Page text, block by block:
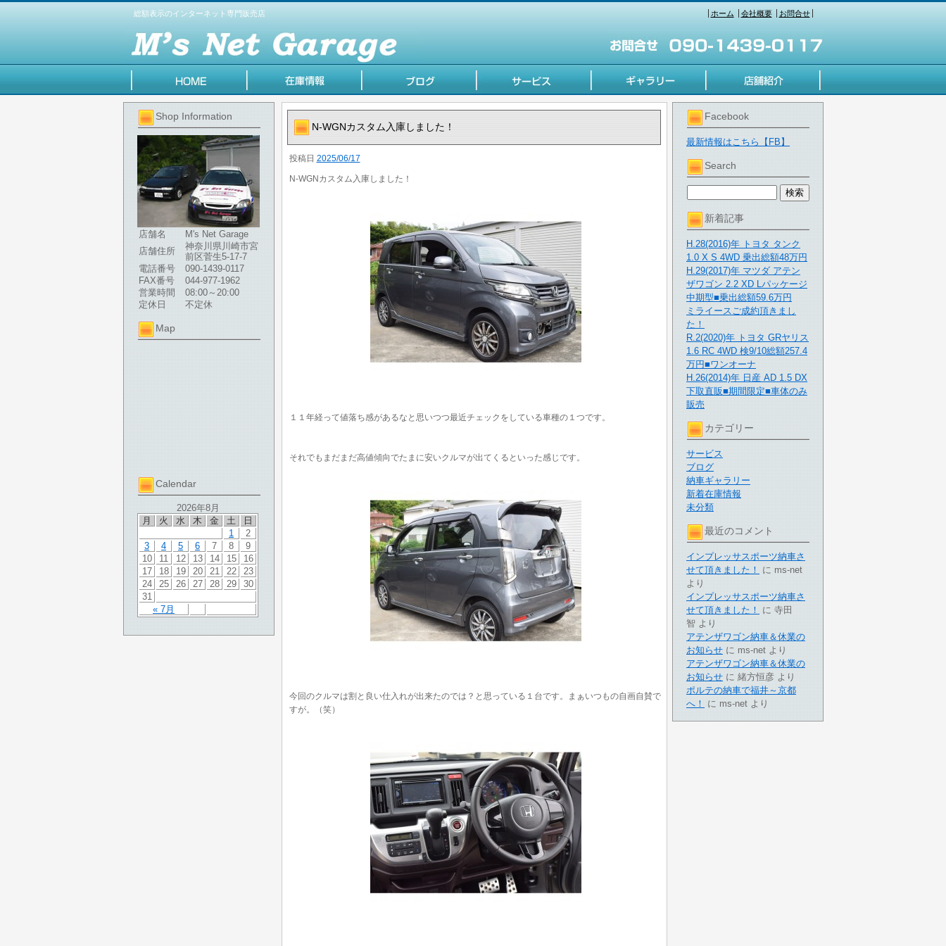
総額表示のインターネット専門販売店 ホーム 会社概要 お問合せ
Shop Information
店舗名
M's Net Garage
店舗住所
神奈川県川崎市宮
前区菅生5-17-7
電話番号
090-1439-0117
FAX番号
044-977-1962
営業時間
08:00～20:00
定休日
不定休
Map
Calendar
2026年8月
月
火 水 木 金 土 日
« 7月
1
2
3
4 5 6 7 8
9
10
11 12 13 14 15
16
17
18 19 20 21 22
23
24
25 26 27 28 29
30
31
Facebook
最新情報はこちら【FB】
Search
新着記事
H.28(2016)年 トヨタ タンク
1.0 X S 4WD 乗出総額48万円
H.29(2017)年 マツダ アテン
ザワゴン 2.2 XD Lパッケージ
中期型■乗出総額59.6万円
ミライースご成約頂きまし
た！
R.2(2020)年 トヨタ GRヤリス
1.6 RC 4WD 検9/10総額257.4
万円■ワンオーナ
H.26(2014)年 日産 AD 1.5 DX
下取直販■期間限定■車体のみ
販売
カテゴリー
サービス
ブログ
納車ギャラリー
新着在庫情報
未分類
最近のコメント
インプレッサスポーツ納車さ
せて頂きました！
に ms-net
より
インプレッサスポーツ納車さ
せて頂きました！
に 寺田
智 より
アテンザワゴン納車＆休業の
お知らせ に ms-net より
アテンザワゴン納車＆休業の
お知らせ に 緒方恒彦 より
ポルテの納車で福井～京都
へ！
に ms-net より
N-WGNカスタム入庫しました！
投稿日 2025/06/17
N-WGNカスタム入庫しました！
１１年経って値落ち感があるなと思いつつ最近チェックをしている車種の１つです。
それでもまだまだ高値傾向でたまに安いクルマが出てくるといった感じです。
今回のクルマは割と良い仕入れが出来たのでは？と思っている１台です。まぁいつもの自画自賛で
すが。（笑）